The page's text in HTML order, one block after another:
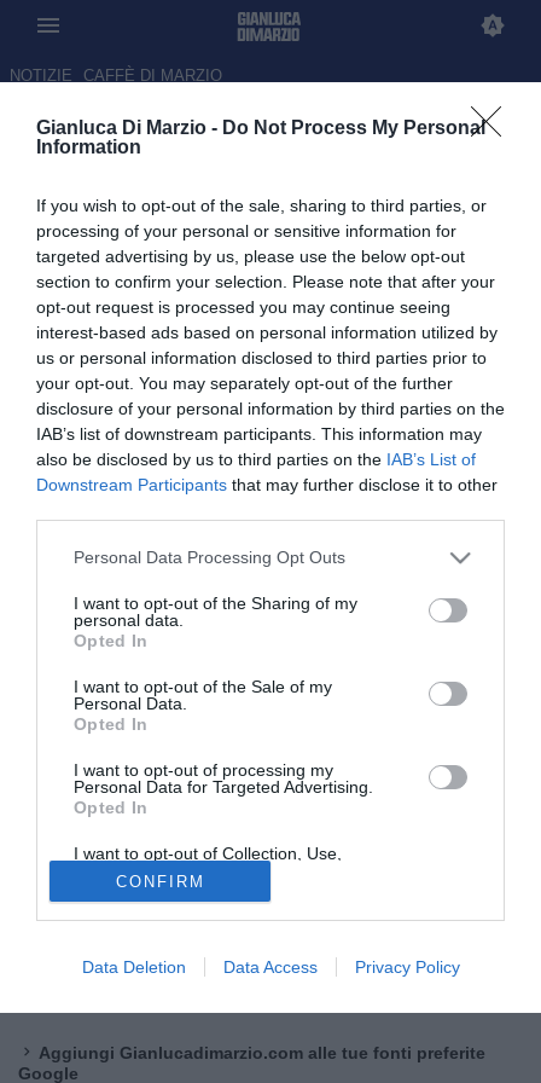
Gianluca Di Marzio - Do Not Process My Personal
Information
If you wish to opt-out of the sale, sharing to third parties, or
processing of your personal or sensitive information for
targeted advertising by us, please use the below opt-out
section to confirm your selection. Please note that after your
opt-out request is processed you may continue seeing
interest-based ads based on personal information utilized by
us or personal information disclosed to third parties prior to
your opt-out. You may separately opt-out of the further
disclosure of your personal information by third parties on the
IAB’s list of downstream participants. This information may
also be disclosed by us to third parties on the IAB’s List of
Downstream Participants that may further disclose it to other
Personal Data Processing Opt Outs
I want to opt-out of the Sharing of my
personal data.
Opted In
I want to opt-out of the Sale of my
Personal Data.
Opted In
I want to opt-out of processing my
Personal Data for Targeted Advertising.
Opted In
I want to opt-out of Collection, Use,
Retention, Sale, and/or Sharing of my
Personal Data that Is Unrelated with the
Purposes for which it was collected.
Opted Out
CONFIRM
Data Deletion Data Access Privacy Policy
NOTIZIE CAFFÈ DI MARZIO
Il Venezia è ottimista per
discuteranno le cifre
03.06.2026 20:36 di Gianluca Di Marzio
Dopo la visita in città del classe '99 il Venezia ha fiducia per
© foto di Federico Titone/BernabeuDigital.com
fiducia
Thierry Correiadopo l'incontro positivo nella giornata di
oggi, mercoledì 3 giugno.Come anticipato nelle scorse
moglie ed è rimasto sorpreso dall'organizzazione e dalle
strutture del club.
a parlare di numeri e cifre con la speranza di trovare un
Aggiungi Gianlucadimarzio.com alle tue fonti preferite
Google